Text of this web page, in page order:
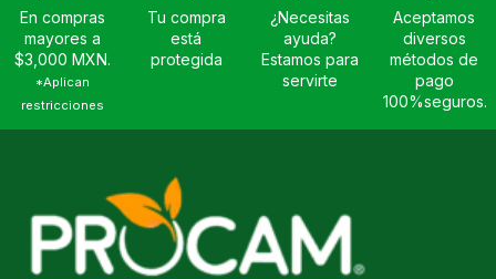
En compras
mayores a
$3,000 MXN.
*Aplican
restricciones
Tu compra
está
protegida
¿Necesitas
ayuda?
Estamos para
servirte
Aceptamos
diversos
métodos de
pago
100%seguros.